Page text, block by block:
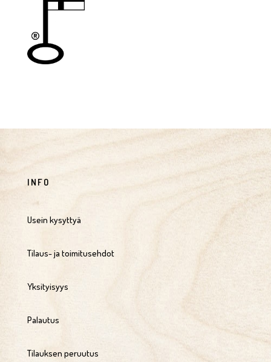
INFO
Usein kysyttyä
Tilaus- ja toimitusehdot
Yksityisyys
Palautus
Tilauksen peruutus